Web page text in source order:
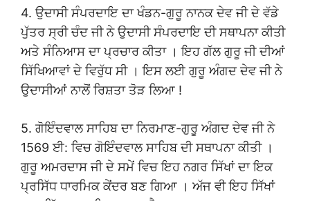
4. ਉਦਾਸੀ ਸੰਪਰਦਾਇ ਦਾ ਖੰਡਨ-ਗੁਰੂ ਨਾਨਕ ਦੇਵ ਜੀ ਦੇ ਵੱਡੇ
ਪੁੱਤਰ ਸ੍ਰੀ ਚੰਦ ਜੀ ਨੇ ਉਦਾਸੀ ਸੰਪਰਦਾਇ ਦੀ ਸਥਾਪਨਾ ਕੀਤੀ
ਅਤੇ ਸੰਨਿਆਸ ਦਾ ਪ੍ਰਚਾਰ ਕੀਤਾ । ਇਹ ਗੱਲ ਗੁਰੂ ਜੀ ਦੀਆਂ
ਸਿੱਖਿਆਵਾਂ ਦੇ ਵਿਰੁੱਧ ਸੀ । ਇਸ ਲਈ ਗੁਰੂ ਅੰਗਦ ਦੇਵ ਜੀ ਨੇ
ਉਦਾਸੀਆਂ ਨਾਲੋਂ ਰਿਸ਼ਤਾ ਤੋੜ ਲਿਆ !
5. ਗੋਇੰਦਵਾਲ ਸਾਹਿਬ ਦਾ ਨਿਰਮਾਣ-ਗੁਰੂ ਅੰਗਦ ਦੇਵ ਜੀ ਨੇ
1569 ਈ: ਵਿਚ ਗੋਇੰਦਵਾਲ ਸਾਹਿਬ ਦੀ ਸਥਾਪਨਾ ਕੀਤੀ ।
ਗੁਰੂ ਅਮਰਦਾਸ ਜੀ ਦੇ ਸਮੇਂ ਵਿਚ ਇਹ ਨਗਰ ਸਿੱਖਾਂ ਦਾ ਇਕ
ਪ੍ਰਸਿੱਧ ਧਾਰਮਿਕ ਕੇਂਦਰ ਬਣ ਗਿਆ । ਅੱਜ ਵੀ ਇਹ ਸਿੱਖਾਂ